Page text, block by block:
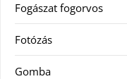
Fogászat fogorvos
Fotózás
Gomba